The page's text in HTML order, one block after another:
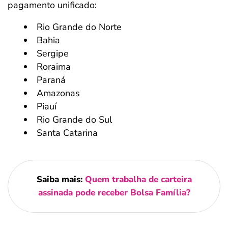
pagamento unificado:
Rio Grande do Norte
Bahia
Sergipe
Roraima
Paraná
Amazonas
Piauí
Rio Grande do Sul
Santa Catarina
Saiba mais: Quem trabalha de carteira
assinada pode receber Bolsa Família?